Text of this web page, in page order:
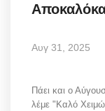
Αυγ 31, 2025
Πάει και ο
λέμε "Καλό